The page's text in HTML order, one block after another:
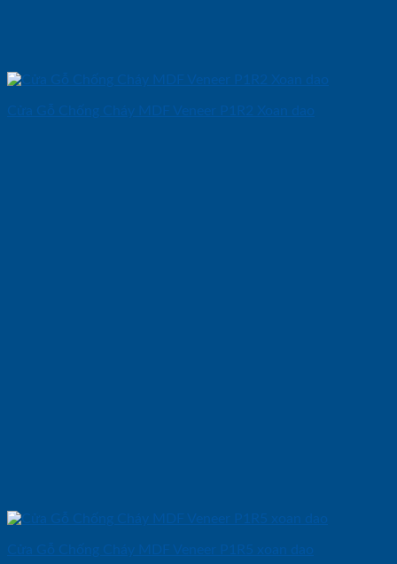
Cửa Gỗ Chống Cháy MDF Veneer P1R2 Xoan dao
Cửa Gỗ Chống Cháy MDF Veneer P1R5 xoan dao